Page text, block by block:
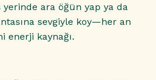
yerinde ara öğün yap ya da
sevgiyle koy—her an
enerji kaynağı.